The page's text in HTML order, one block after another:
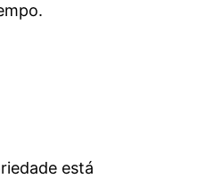
está